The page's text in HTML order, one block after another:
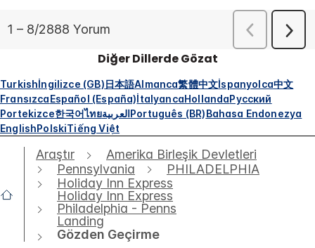
Diğer Dillerde Gözat
Turkishİngilizce (GB)日本語Almanca繁體中文İspanyolca中文
FransızcaEspañol (España)İtalyancaHollandaРусский
Portekizce한국어ไทยالعربيةPortuguês (BR)Bahasa Endonezya
EnglishPolskiTiếng Việt
Araştır
Amerika Birleşik Devletleri
Pennsylvania
PHILADELPHIA
Holiday Inn Express
Holiday Inn Express
Philadelphia - Penns
Landing
Gözden Geçirme